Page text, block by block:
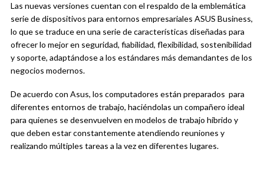
Las nuevas versiones cuentan con el respaldo de la emblemática
serie de dispositivos para entornos empresariales ASUS Business,
lo que se traduce en una serie de características diseñadas para
ofrecer lo mejor en seguridad, fiabilidad, flexibilidad, sostenibilidad
y soporte, adaptándose a los estándares más demandantes de los
negocios modernos.
De acuerdo con Asus, los computadores están preparados para
diferentes entornos de trabajo, haciéndolas un compañero ideal
para quienes se desenvuelven en modelos de trabajo híbrido y
que deben estar constantemente atendiendo reuniones y
realizando múltiples tareas a la vez en diferentes lugares.